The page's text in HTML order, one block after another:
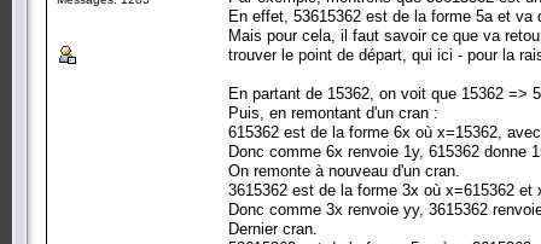
En effet, 53615362 est de la forme 5a et
Mais pour cela, il faut savoir ce que va
trouver le point de départ, qui ici - pour la
En partant de 15362, on voit que 15362 =>
Puis, en remontant d'un cran :
615362 est de la forme 6x où x=15362,
Donc comme 6x renvoie 1y, 615362 donne
On remonte à nouveau d'un cran.
3615362 est de la forme 3x où x=615362
Donc comme 3x renvoie yy, 3615362
Dernier cran.